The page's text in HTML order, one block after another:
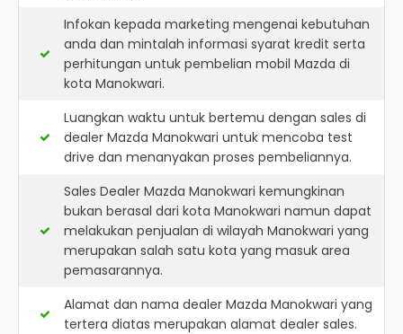
Infokan kepada marketing mengenai kebutuhan
anda dan mintalah informasi syarat kredit serta
perhitungan untuk pembelian mobil Mazda di
kota Manokwari.
Luangkan waktu untuk bertemu dengan sales di
dealer Mazda Manokwari untuk mencoba test
drive dan menanyakan proses pembeliannya.
Sales Dealer Mazda Manokwari kemungkinan
bukan berasal dari kota Manokwari namun dapat
melakukan penjualan di wilayah Manokwari yang
merupakan salah satu kota yang masuk area
pemasarannya.
Alamat dan nama dealer Mazda Manokwari yang
tertera diatas merupakan alamat dealer sales.